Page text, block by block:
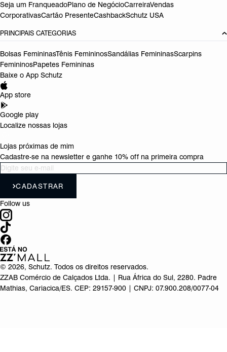
Seja um FranqueadoPlano de NegócioCarreiraVendas
CorporativasCartão PresenteCashbackSchutz USA
PRINCIPAIS CATEGORIAS
Bolsas FemininasTênis FemininosSandálias FemininasScarpins
FemininosPapetes Femininas
Baixe o App Schutz
App store
Google play
Localize nossas lojas
Lojas próximas de mim
Cadastre-se na newsletter e ganhe 10% off na primeira compra
CADASTRAR
Follow us
© 2026, Schutz. Todos os direitos reservados.
ZZAB Comércio de Calçados Ltda. | Rua África do Sul, 2280. Padre
Mathias, Cariacica/ES. CEP: 29157-900 | CNPJ: 07.900.208/0077-04